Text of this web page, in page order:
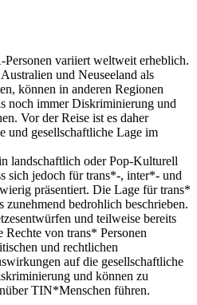
variiert weltweit erheblich.
und Neuseeland als
können in anderen Regionen
noch immer Diskriminierung und
Vor der Reise ist es daher
und gesellschaftliche Lage im
landschaftlich oder Pop-Kulturell
sich jedoch für trans*-, inter*- und
präsentiert. Die Lage für trans*
bedrohlich beschrieben.
und teilweise bereits
Rechte von trans* Personen
und rechtlichen
auf die gesellschaftliche
und können zu
TIN*Menschen führen.